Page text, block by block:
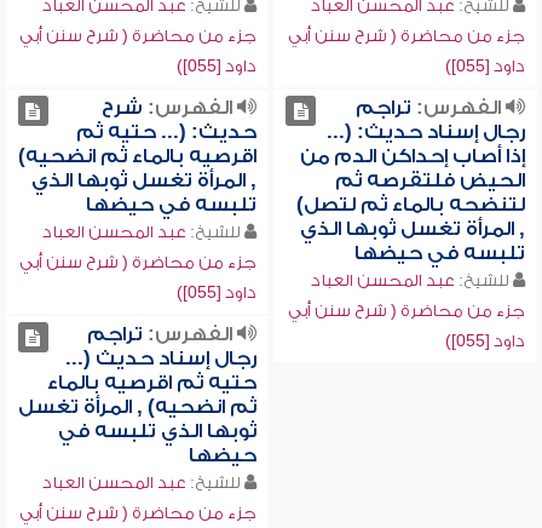
للشيخ: عبد المحسن العباد
جزء من محاضرة ( شرح سنن أبي
داود [055])
للشيخ: عبد المحسن العباد
جزء من محاضرة ( شرح سنن أبي
داود [055])
الفهرس: تراجم
رجال إسناد حديث: (...
إذا أصاب إحداكن الدم من
الحيض فلتقرصه ثم
لتنضحه بالماء ثم لتصل)
, المرأة تغسل ثوبها الذي
تلبسه في حيضها
للشيخ: عبد المحسن العباد
جزء من محاضرة ( شرح سنن أبي
داود [055])
الفهرس: شرح
حديث: (... حتيه ثم
اقرصيه بالماء ثم انضحيه)
, المرأة تغسل ثوبها الذي
تلبسه في حيضها
للشيخ: عبد المحسن العباد
جزء من محاضرة ( شرح سنن أبي
داود [055])
الفهرس: تراجم
رجال إسناد حديث (...
حتيه ثم اقرصيه بالماء
ثم انضحيه) , المرأة تغسل
ثوبها الذي تلبسه في
حيضها
للشيخ: عبد المحسن العباد
جزء من محاضرة ( شرح سنن أبي